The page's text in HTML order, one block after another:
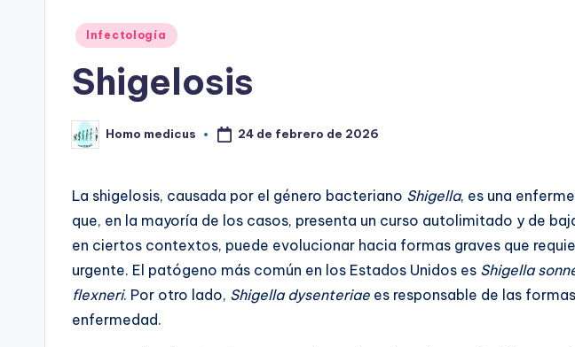
Publicado
Infectología
Shigelosis
Publicado
por
Homo medicus 24 de febrero de 2026
La shigelosis, causada por el género bacteriano Shigella, es una
que, en la mayoría de los casos, presenta un curso autolimitado y de
en ciertos contextos, puede evolucionar hacia formas graves que
urgente. El patógeno más común en los Estados Unidos es Shigella
flexneri. Por otro lado, Shigella dysenteriae es responsable de las
enfermedad.